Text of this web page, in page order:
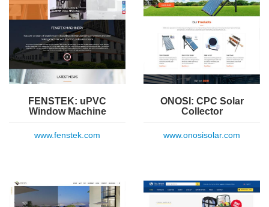
FENSTEK: uPVC
Window Machine
www.fenstek.com
ONOSI: CPC Solar
Collector
www.onosisolar.com